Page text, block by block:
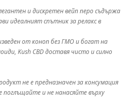
и дискретен вейп перо съдържа
идеалният спътник за релакс в
от коноп без ГМО и богат на
Kush CBD доставя чисто и силно
не е предназначен за консумация
поглъщайте и не нанасяйте върху